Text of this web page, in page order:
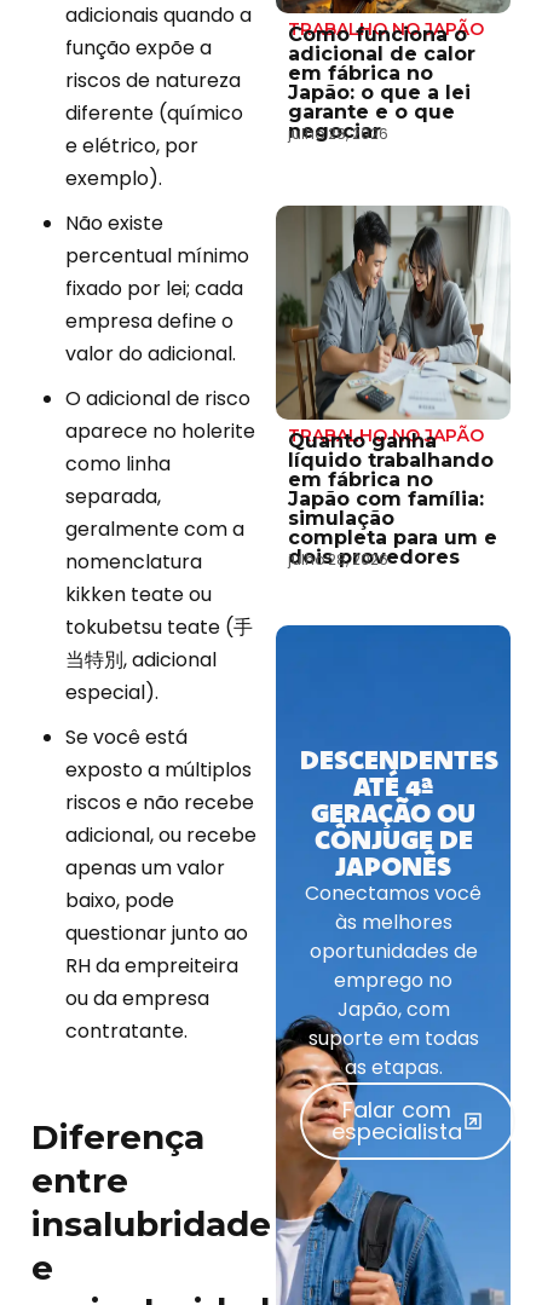
adicionais quando a
função expõe a
riscos de natureza
diferente (químico
e elétrico, por
exemplo).
Não existe
percentual mínimo
fixado por lei; cada
empresa define o
valor do adicional.
O adicional de risco
aparece no holerite
como linha
separada,
geralmente com a
nomenclatura
kikken teate ou
tokubetsu teate (手
当特別, adicional
especial).
Se você está
exposto a múltiplos
riscos e não recebe
adicional, ou recebe
apenas um valor
baixo, pode
questionar junto ao
RH da empreiteira
ou da empresa
contratante.
Diferença
entre
insalubridade
e
TRABALHO NO JAPÃO
Como funciona o
adicional de calor
em fábrica no
Japão: o que a lei
garante e o que
negociar
julho 28, 2026
TRABALHO NO JAPÃO
Quanto ganha
líquido trabalhando
em fábrica no
Japão com família:
simulação
completa para um e
dois provedores
julho 28, 2026
DESCENDENTES
ATÉ 4ª
GERAÇÃO OU
CÔNJUGE DE
JAPONÊS
Conectamos você
às melhores
oportunidades de
emprego no
Japão, com
suporte em todas
as etapas.
Falar com
especialista